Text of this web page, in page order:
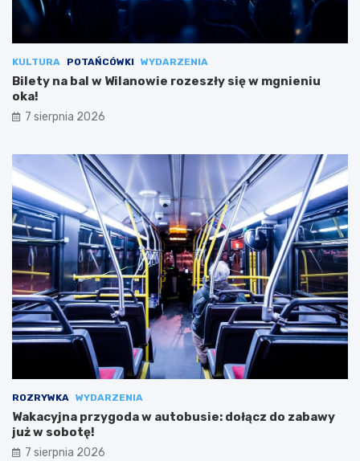
KULTURA POTAŃCÓWKI WYDARZENIA
Bilety na bal w Wilanowie rozeszły się w mgnieniu
oka!
7 sierpnia 2026
ROZRYWKA WYDARZENIA
Wakacyjna przygoda w autobusie: dołącz do zabawy
już w sobotę!
7 sierpnia 2026